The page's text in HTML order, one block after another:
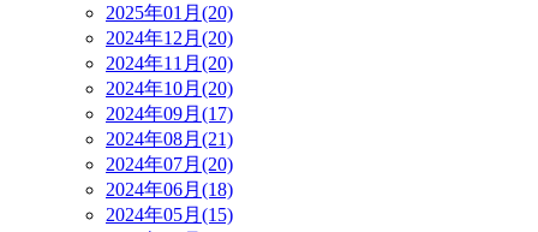
2025年01月(20)
2024年12月(20)
2024年11月(20)
2024年10月(20)
2024年09月(17)
2024年08月(21)
2024年07月(20)
2024年06月(18)
2024年05月(15)